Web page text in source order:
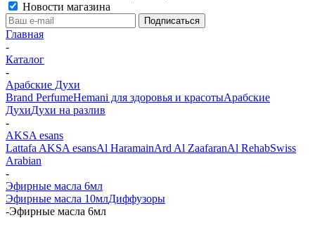
Новости магазина
Главная
-
Каталог
-
Арабские Духи
Brand PerfumeHemani для здоровья и красотыАрабские
ДухиДухи на разлив
-
AKSA esans
Lattafa AKSA esansAl HaramainArd Al ZaafaranAl RehabSwiss
Arabian
-
Эфирные масла 6мл
Эфирные масла 10млДиффузоры
-Эфирные масла 6мл